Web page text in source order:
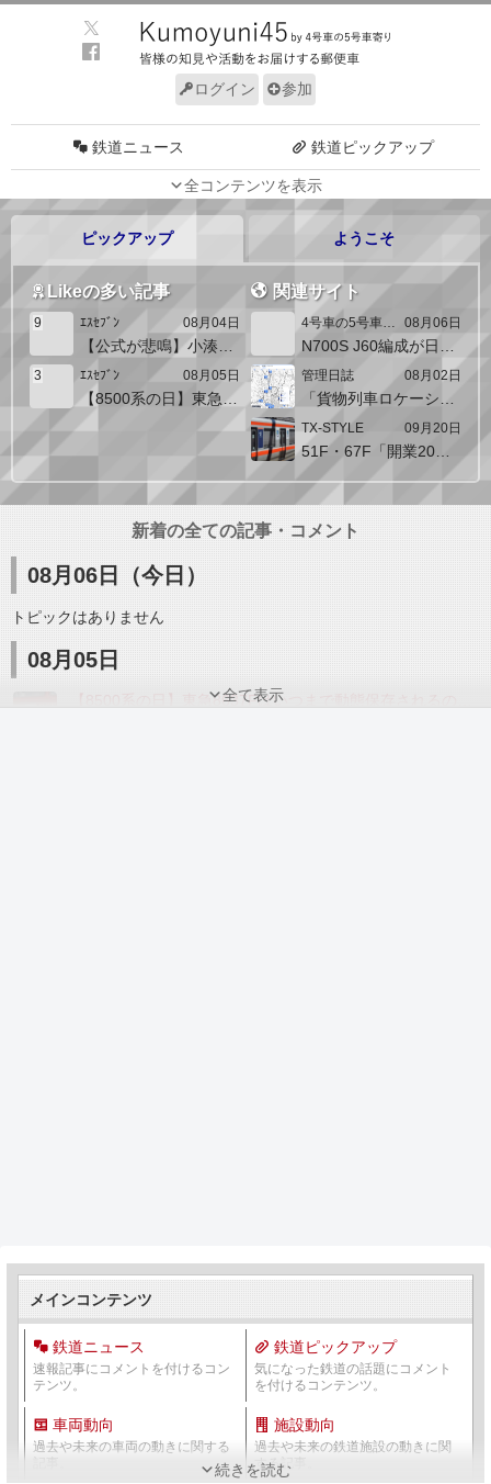
ログイン 参加
全コンテンツを表示
鉄道ニュース 鉄道ピックアップ
車両技術 路線探訪
ルール
ピックアップ ようこそ
Likeの多い記事
9 08月04日
ｴｽｾﾌﾞﾝ
3 08月05日
ｴｽｾﾌﾞﾝ
関連サイト
08月06日
4号車の5号車寄り
08月02日
管理日誌
09月20日
TX-STYLE
全て表示
新着の全ての記事・コメント
08月06日（今日）
トピックはありません
08月05日
続きを読む
メインコンテンツ
鉄道ニュース
速報記事にコメントを付けるコン
テンツ。
鉄道ピックアップ
気になった鉄道の話題にコメント
を付けるコンテンツ。
車両動向
過去や未来の車両の動きに関する
施設動向
過去や未来の鉄道施設の動きに関
する記事。